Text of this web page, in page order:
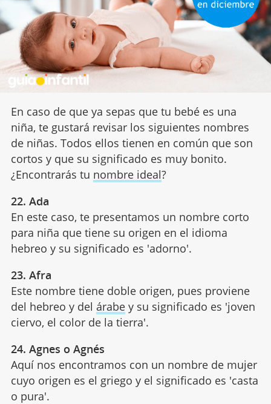
En caso de que ya sepas que tu bebé es una
niña, te gustará revisar los siguientes nombres
de niñas. Todos ellos tienen en común que son
cortos y que su significado es muy bonito.
¿Encontrarás tu nombre ideal?
22. Ada
En este caso, te presentamos un nombre corto
para niña que tiene su origen en el idioma
hebreo y su significado es 'adorno'.
23. Afra
Este nombre tiene doble origen, pues proviene
del hebreo y del árabey su significado es 'joven
ciervo, el color de la tierra'.
24. Agnes o Agnés
Aquí nos encontramos con un nombre de mujer
cuyo origen es el griego y el significado es 'casta
o pura'.